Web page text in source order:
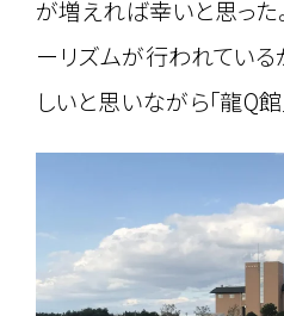
が増えれば幸いと思った
ーリズムが行われてい
しいと思いながら「龍Q館